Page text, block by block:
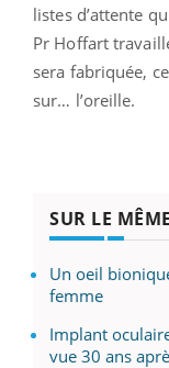
listes d’attente
Pr Hoffart
sera fabriquée,
sur… l’oreille.
SUR LE
Un oeil
femme
Implant
vue 30 ans